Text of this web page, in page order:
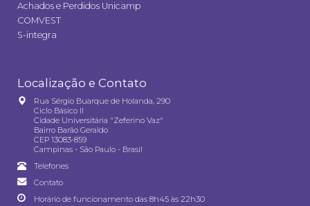
Achados e Perdidos Unicamp
COMVEST
S-integra
Localização e Contato
Rua Sérgio Buarque de Holanda, 290
Ciclo Básico II
Cidade Universitária "Zeferino Vaz"
Bairro Barão Geraldo
CEP 13083-859
Campinas - São Paulo - Brasil
Telefones
Contato
Horário de funcionamento das 8h45 às 22h30